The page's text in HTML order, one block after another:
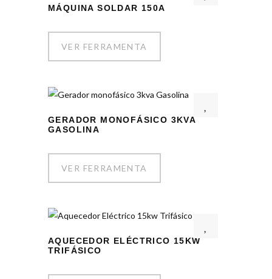
MÁQUINA SOLDAR 150A
VER FERRAMENTA
GERADOR MONOFÁSICO 3KVA
GASOLINA
VER FERRAMENTA
AQUECEDOR ELÉCTRICO 15KW
TRIFÁSICO